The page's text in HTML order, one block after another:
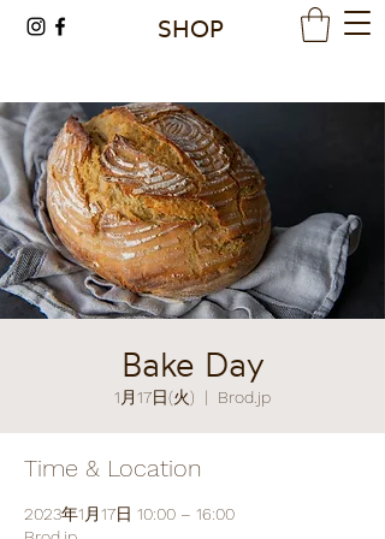
SHOP
Bake Day
1月17日(火)
  |
Brod.jp
Time & Location
2023年1月17日 10:00 – 16:00